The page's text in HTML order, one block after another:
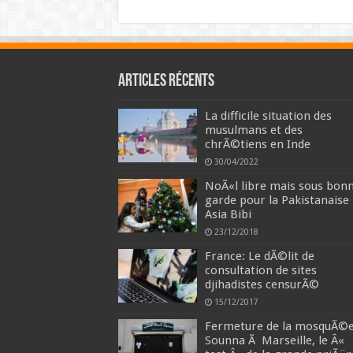
Articles récents
La difficile situation des
musulmans et des
chrÃ©tiens en Inde
30/04/2022
NoÃ«l libre mais sous
garde pour la Pakistanaise
Asia Bibi
23/12/2018
France: Le dÃ©lit de
consultation de sites
djihadistes censurÃ©
15/12/2017
Fermeture de la
Sounna Ã Marseille, le Â«